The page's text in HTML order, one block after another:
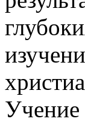
Учение